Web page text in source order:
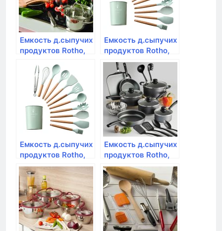
Емкость д.сыпучих
продуктов Rotho,
20*15*4,8см
премиум
Емкость д.сыпучих
продуктов Rotho,
LOFT, 1,0л,
10*10*14,2см
премиум
Емкость д.сыпучих
продуктов Rotho,
LOFT, 3,2л
20*10*21,4см
премиум
Емкость д.сыпучих
продуктов Rotho,
LOFT, 2,1л
20*10*14,2см